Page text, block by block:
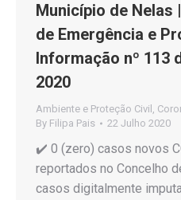
Município de Nelas
de Emergência e
Informação nº 113
2020
Ambiente e Proteção Civil ,
By Filipa Pais 22 Julho 2020
✔️ 0 (zero) casos novos
reportados no Concelho
casos digitalmente